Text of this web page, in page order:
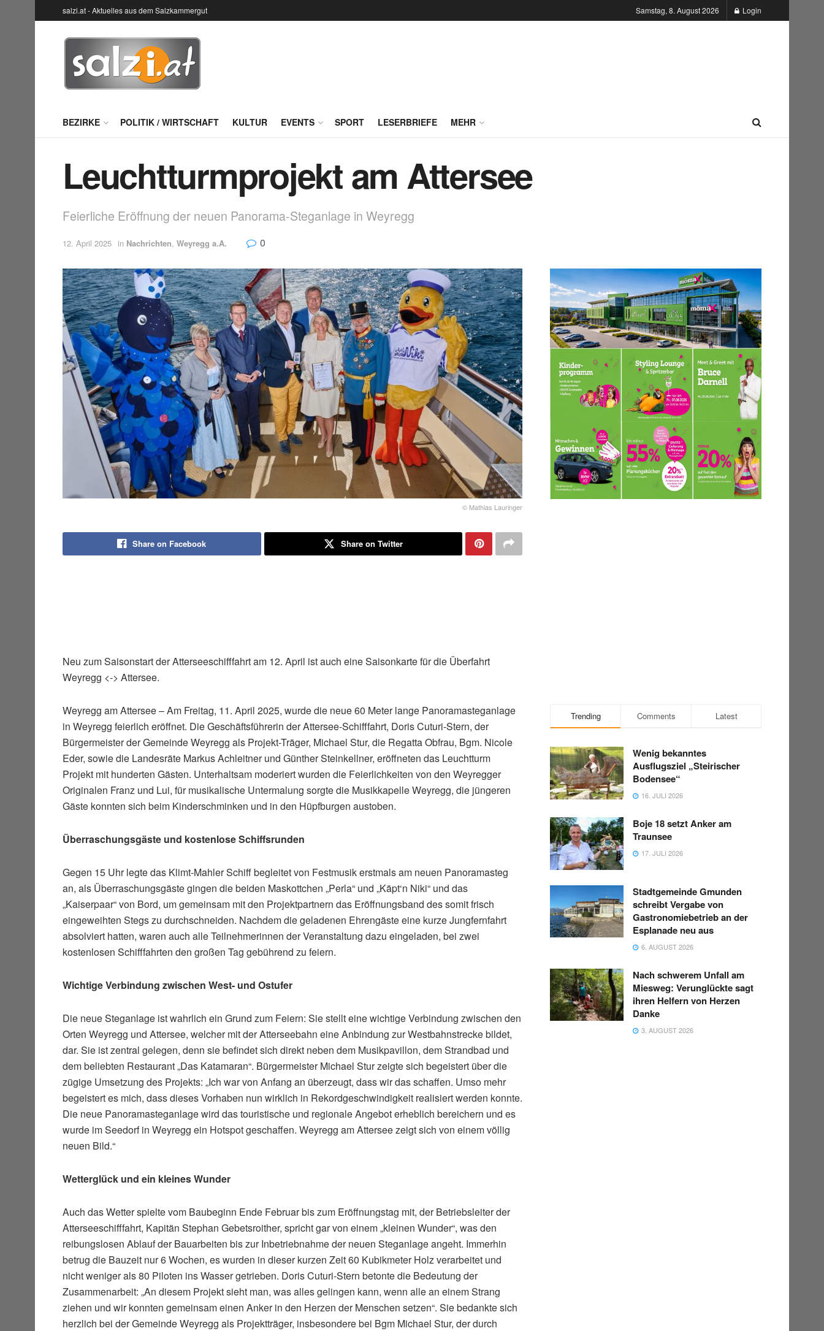
salzi.at - Aktuelles aus dem Salzkammergut Samstag, 8. August 2026 Login
BEZIRKE POLITIK / WIRTSCHAFT KULTUR EVENTS SPORT LESERBRIEFE MEHR
Leuchtturmprojekt am Attersee
Feierliche Eröffnung der neuen Panorama-Steganlage in Weyregg
12. April 2025 in Nachrichten, Weyregg a.A. 0
© Mathias Lauringer
Share on Facebook Share on Twitter
Neu zum Saisonstart der Atterseeschifffahrt am 12. April ist auch eine Saisonkarte für die Überfahrt
Weyregg <-> Attersee.
Weyregg am Attersee – Am Freitag, 11. April 2025, wurde die neue 60 Meter lange Panoramasteganlage
in Weyregg feierlich eröffnet. Die Geschäftsführerin der Attersee-Schifffahrt, Doris Cuturi-Stern, der
Bürgermeister der Gemeinde Weyregg als Projekt-Träger, Michael Stur, die Regatta Obfrau, Bgm. Nicole
Eder, sowie die Landesräte Markus Achleitner und Günther Steinkellner, eröffneten das Leuchtturm
Projekt mit hunderten Gästen. Unterhaltsam moderiert wurden die Feierlichkeiten von den Weyregger
Originalen Franz und Lui, für musikalische Untermalung sorgte die Musikkapelle Weyregg, die jüngeren
Gäste konnten sich beim Kinderschminken und in den Hüpfburgen austoben.
Überraschungsgäste und kostenlose Schiffsrunden
Gegen 15 Uhr legte das Klimt-Mahler Schiff begleitet von Festmusik erstmals am neuen Panoramasteg
an, als Überraschungsgäste gingen die beiden Maskottchen „Perla“ und „Käpt‘n Niki“ und das
„Kaiserpaar“ von Bord, um gemeinsam mit den Projektpartnern das Eröffnungsband des somit frisch
eingeweihten Stegs zu durchschneiden. Nachdem die geladenen Ehrengäste eine kurze Jungfernfahrt
absolviert hatten, waren auch alle Teilnehmerinnen der Veranstaltung dazu eingeladen, bei zwei
kostenlosen Schifffahrten den großen Tag gebührend zu feiern.
Wichtige Verbindung zwischen West- und Ostufer
Die neue Steganlage ist wahrlich ein Grund zum Feiern: Sie stellt eine wichtige Verbindung zwischen den
Orten Weyregg und Attersee, welcher mit der Atterseebahn eine Anbindung zur Westbahnstrecke bildet,
dar. Sie ist zentral gelegen, denn sie befindet sich direkt neben dem Musikpavillon, dem Strandbad und
dem beliebten Restaurant „Das Katamaran“. Bürgermeister Michael Stur zeigte sich begeistert über die
zügige Umsetzung des Projekts: „Ich war von Anfang an überzeugt, dass wir das schaffen. Umso mehr
begeistert es mich, dass dieses Vorhaben nun wirklich in Rekordgeschwindigkeit realisiert werden konnte.
Die neue Panoramasteganlage wird das touristische und regionale Angebot erheblich bereichern und es
wurde im Seedorf in Weyregg ein Hotspot geschaffen. Weyregg am Attersee zeigt sich von einem völlig
neuen Bild.“
Wetterglück und ein kleines Wunder
Auch das Wetter spielte vom Baubeginn Ende Februar bis zum Eröffnungstag mit, der Betriebsleiter der
Atterseeschifffahrt, Kapitän Stephan Gebetsroither, spricht gar von einem „kleinen Wunder“, was den
reibungslosen Ablauf der Bauarbeiten bis zur Inbetriebnahme der neuen Steganlage angeht. Immerhin
betrug die Bauzeit nur 6 Wochen, es wurden in dieser kurzen Zeit 60 Kubikmeter Holz verarbeitet und
nicht weniger als 80 Piloten ins Wasser getrieben. Doris Cuturi-Stern betonte die Bedeutung der
Zusammenarbeit: „An diesem Projekt sieht man, was alles gelingen kann, wenn alle an einem Strang
ziehen und wir konnten gemeinsam einen Anker in den Herzen der Menschen setzen“. Sie bedankte sich
herzlich bei der Gemeinde Weyregg als Projektträger, insbesondere bei Bgm Michael Stur, der durch
Trending Comments Latest
Wenig bekanntes
Ausflugsziel „Steirischer
Bodensee“
16. JULI 2026
Boje 18 setzt Anker am
Traunsee
17. JULI 2026
Stadtgemeinde Gmunden
schreibt Vergabe von
Gastronomiebetrieb an der
Esplanade neu aus
6. AUGUST 2026
Nach schwerem Unfall am
Miesweg: Verunglückte sagt
ihren Helfern von Herzen
Danke
3. AUGUST 2026